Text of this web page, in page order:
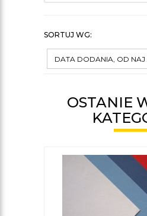
SORTUJ WG:
OSTANIE